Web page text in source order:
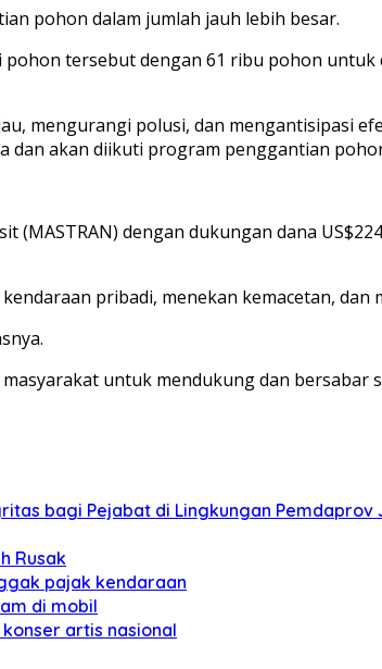
pohon dalam jumlah jauh lebih besar.
tersebut dengan 61 ribu pohon
mengurangi polusi, dan mengantisipasi
akan diikuti program penggantian
dengan dukungan dana
pribadi, menekan kemacetan,
untuk mendukung dan
bagi Pejabat di Lingkungan Pemdaprov
Rusak
pajak kendaraan
di mobil
artis nasional